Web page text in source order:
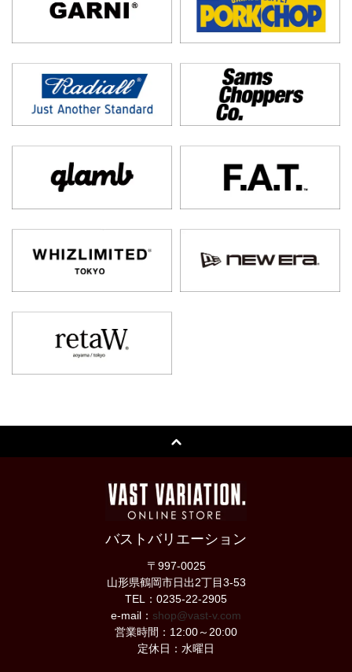
バストバリエーション
〒997-0025
山形県鶴岡市日出2丁目3-53
TEL：0235-22-2905
e-mail： shop@vast-v.com
営業時間：12:00～20:00
定休日：水曜日